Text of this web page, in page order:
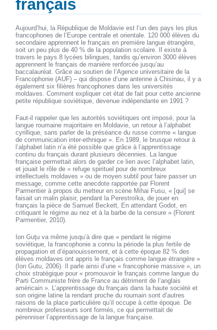
français
Aujourd’hui, la République de Moldavie est l’un des pays les plus
francophones de l’Europe centrale et orientale. 120 000 élèves du
secondaire apprennent le français en première langue étrangère,
soit un peu plus de 40 % de la population scolaire. Il existe à
travers le pays 8 lycées bilingues, tandis qu’environ 3000 élèves
apprennent le français de manière renforcée jusqu’au
baccalauréat. Grâce au soutien de l’Agence universitaire de la
Francophonie (AUF) – qui dispose d’une antenne à Chisinau, il y a
également six filières francophones dans les universités
moldaves. Comment expliquer cet état de fait pour cette ancienne
petite république soviétique, devenue indépendante en 1991 ?
Faut-il rappeler que les autorités soviétiques ont imposé, pour la
langue roumaine majoritaire en Moldavie, un retour à l’alphabet
cyrillique, sans parler de la préséance du russe comme « langue
de communication inter-ethnique ». En 1989, le brusque retour à
l’alphabet latin n’a été possible que grâce à l’apprentissage
continu du français durant plusieurs décennies. La langue
française permettait alors de garder ce lien avec l’alphabet latin,
et jouait le rôle de « refuge spirituel pour de nombreux
intellectuels moldaves » ou de moyen subtil pour faire passer un
message, comme cette anecdote rapportée par Florent
Parmentier à propos du metteur en scène Mihai Fusu, « [qui] se
faisait un malin plaisir, pendant la Perestroïka, de jouer en
français la pièce de Samuel Beckett, En attendant Godot, en
critiquant le régime au nez et à la barbe de la censure » (Florent
Parmentier, 2010).
Ion Guţu va même jusqu’à dire que « pendant le régime
soviétique, la francophonie a connu la période la plus fertile de
propagation et d’épanouissement, et à cette époque 82 % des
élèves moldaves ont appris le français comme langue étrangère »
(Ion Gutu, 2006). Il parle ainsi d’une « francophonie massive », un
choix stratégique pour « promouvoir le français comme langue du
Parti Communiste frère de France au détriment de l’anglais
américain ». L’apprentissage du français dans la haute société et
son origine latine la rendant proche du roumain sont d’autres
raisons de la place particulière qu’il occupe à cette époque. De
nombreux professeurs sont formés, ce qui permettait de
pérenniser l’apprentissage de la langue française.